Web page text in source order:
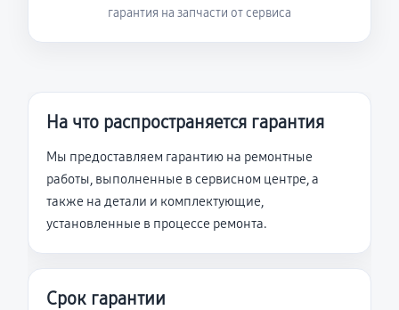
гарантия на запчасти от сервиса
На что распространяется гарантия
Мы предоставляем гарантию на ремонтные
работы, выполненные в сервисном центре, а
также на детали и комплектующие,
установленные в процессе ремонта.
Срок гарантии